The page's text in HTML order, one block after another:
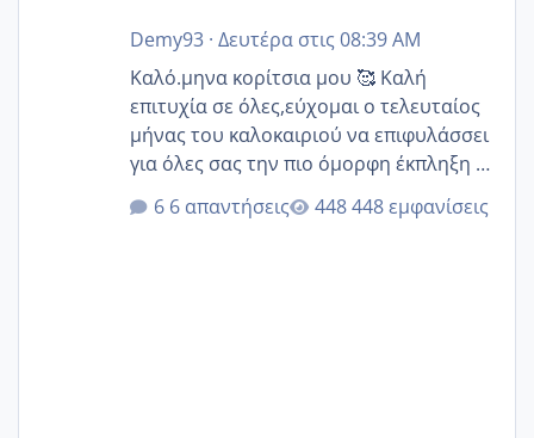
Demy93· Δευτέρα στις 08:39 AM
Καλό.μηνα κορίτσια μου 🥰 Καλή
επιτυχία σε όλες,εύχομαι ο τελευταίος
μήνας του καλοκαιριού να επιφυλάσσει
για όλες σας την πιο όμορφη έκπληξη 🧿
@Elk @Melikara86 @Παρασκευαιδου
@Zenia z @melitiniღ @Christi.D.
6 απαντήσεις 448 εμφανίσεις